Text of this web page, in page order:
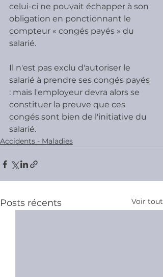
celui-ci ne pouvait échapper à son
obligation en ponctionnant le
compteur « congés payés » du
salarié.
Il n'est pas exclu d'autoriser le
salarié à prendre ses congés payés
: mais l'employeur devra alors se
constituer la preuve que ces
congés sont bien de l'initiative du
salarié.
Accidents - Maladies
Posts récents Voir tout